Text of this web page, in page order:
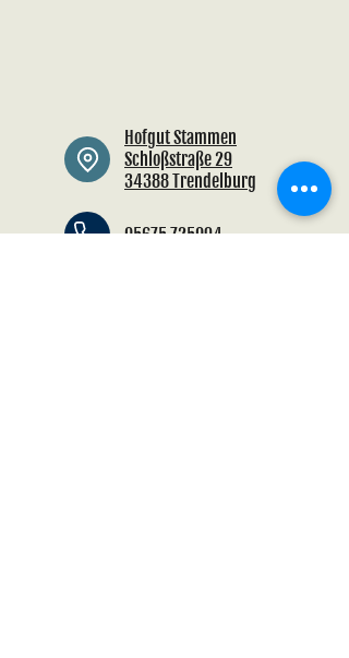
Hofgut Stammen
Schloßstraße 29
34388 Trendelburg
05675 725094